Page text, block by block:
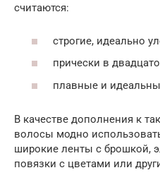
считаются:
строгие, идеально
прически в
плавные и
В качестве дополнения к
волосы модно
широкие ленты с брошкой,
повязки с цветами или